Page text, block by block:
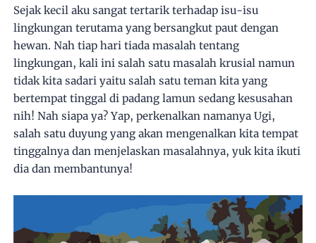
Sejak kecil aku sangat tertarik terhadap isu-isu
lingkungan terutama yang bersangkut paut dengan
hewan. Nah tiap hari tiada masalah tentang
lingkungan, kali ini salah satu masalah krusial namun
tidak kita sadari yaitu salah satu teman kita yang
bertempat tinggal di padang lamun sedang kesusahan
nih! Nah siapa ya? Yap, perkenalkan namanya Ugi,
salah satu duyung yang akan mengenalkan kita tempat
tinggalnya dan menjelaskan masalahnya, yuk kita ikuti
dia dan membantunya!